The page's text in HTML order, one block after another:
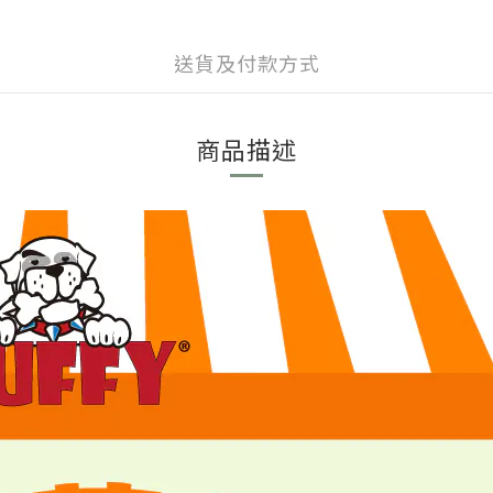
送貨及付款方式
商品描述